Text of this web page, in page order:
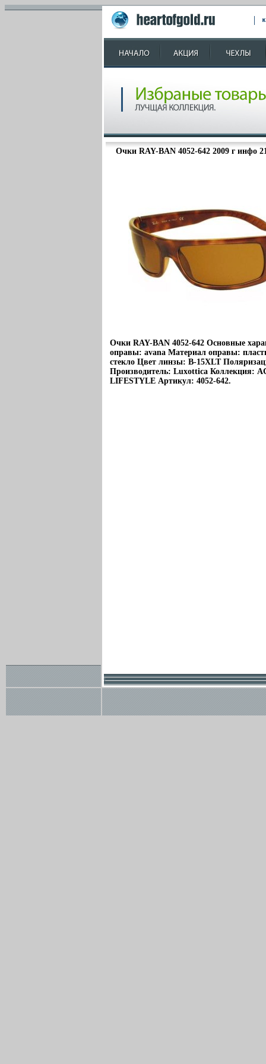
Очки RAY-BAN 4052-642 2009 г инфо
Очки RAY-BAN 4052-642 Основные
оправы: avana Материал оправы:
стекло Цвет линзы: B-15XLT
Производитель: Luxottica Коллекция:
LIFESTYLE Артикул: 4052-642.